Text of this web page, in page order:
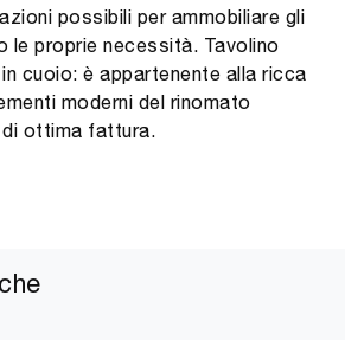
possibili per ammobiliare gli
le proprie necessità. Tavolino
cuoio: è appartenente alla ricca
moderni del rinomato
di ottima fattura.